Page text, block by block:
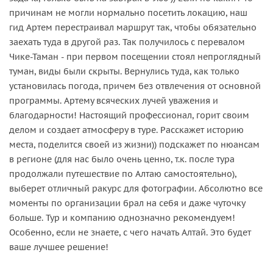
причинам не могли нормально посетить локацию, наш
гид Артем перестраивал маршрут так, чтобы обязательно
заехать туда в другой раз. Так получилось с перевалом
Чике-Таман - при первом посещении стоял непроглядный
туман, виды были скрыты. Вернулись туда, как только
установилась погода, причем без отвлечения от основной
программы. Артему всяческих лучей уважения и
благодарности! Настоящий профессионал, горит своим
делом и создает атмосферу в туре. Расскажет историю
места, поделится своей из жизни)) подскажет по нюансам
в регионе (для нас было очень ценно, т.к. после тура
продолжали путешествие по Алтаю самостоятельно),
выберет отличный ракурс для фотографии. Абсолютно все
моменты по организации брал на себя и даже чуточку
больше. Тур и компанию однозначно рекомендуем!
Особенно, если не знаете, с чего начать Алтай. Это будет
ваше лучшее решение!